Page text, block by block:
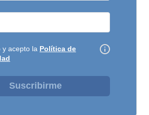
y acepto la Política de
Suscribirme